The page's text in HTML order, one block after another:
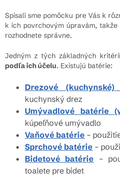
Spísali sme pomôcku pre Vás k
k ich povrchovým úpravám,
rozhodnete správne.
Jedným z tých základných
podľa ich účelu. Existujú batérie:
Drezové (kuchynské)
kuchynský drez
Umývadlové batérie
kúpeľňové umývadlo
Vaňové batérie –
Sprchové batérie –
Bidetové batérie –
toalete pre bidet